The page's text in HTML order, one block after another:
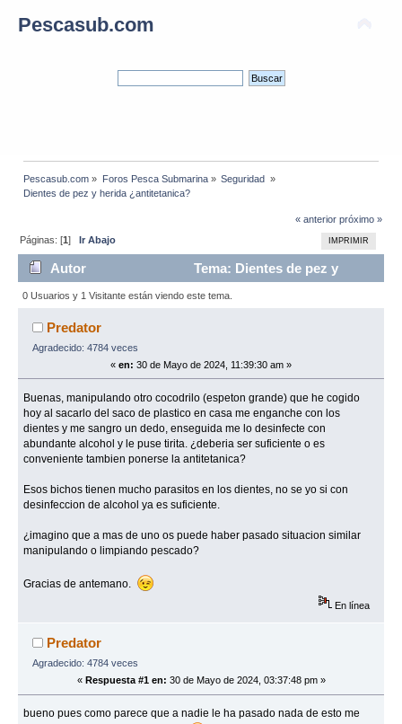
Pescasub.com
Pescasub.com » Foros Pesca Submarina» Seguridad »
Dientes de pez y herida ¿antitetanica?
« anterior próximo »
IMPRIMIR
Páginas: [1]Ir Abajo
Autor
Tema: Dientes de pez y
herida ¿antitetanica? (Leído 7738 veces)
0 Usuarios y 1 Visitante están viendo este tema.
Predator
Agradecido: 4784 veces
« en: 30 de Mayo de 2024, 11:39:30 am »
Buenas, manipulando otro cocodrilo (espeton grande) que he cogido
hoy al sacarlo del saco de plastico en casa me enganche con los
dientes y me sangro un dedo, enseguida me lo desinfecte con
abundante alcohol y le puse tirita. ¿deberia ser suficiente o es
conveniente tambien ponerse la antitetanica?
Esos bichos tienen mucho parasitos en los dientes, no se yo si con
desinfeccion de alcohol ya es suficiente.
¿imagino que a mas de uno os puede haber pasado situacion similar
manipulando o limpiando pescado?
Gracias de antemano.
En línea
Predator
Agradecido: 4784 veces
« Respuesta #1 en: 30 de Mayo de 2024, 03:37:48 pm »
bueno pues como parece que a nadie le ha pasado nada de esto me